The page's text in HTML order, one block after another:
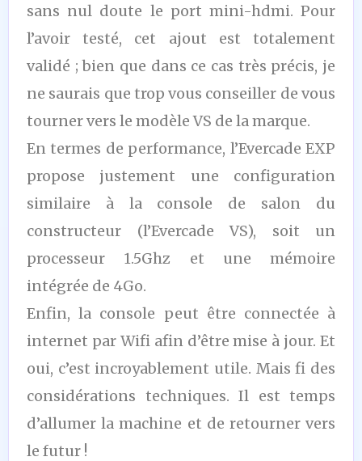
sans nul doute le port mini-hdmi. Pour
l’avoir testé, cet ajout est totalement
validé ; bien que dans ce cas très précis, je
ne saurais que trop vous conseiller de vous
tourner vers le modèle VS de la marque.
En termes de performance, l’Evercade EXP
propose justement une configuration
similaire à la console de salon du
constructeur (l’Evercade VS), soit un
processeur 1.5Ghz et une mémoire
intégrée de 4Go.
Enfin, la console peut être connectée à
internet par Wifi afin d’être mise à jour. Et
oui, c’est incroyablement utile. Mais fi des
considérations techniques. Il est temps
d’allumer la machine et de retourner vers
le futur !